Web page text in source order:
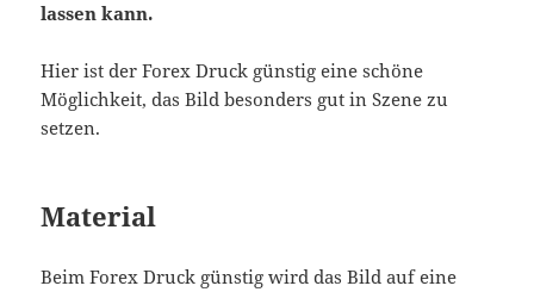
lassen kann.
Hier ist der Forex Druck günstig eine schöne
Möglichkeit, das Bild besonders gut in Szene zu
setzen.
Material
Beim Forex Druck günstig wird das Bild auf eine